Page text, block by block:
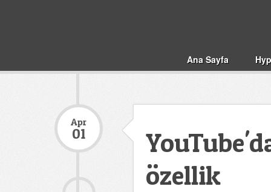
Ana Sayfa
özellik
Apr
01